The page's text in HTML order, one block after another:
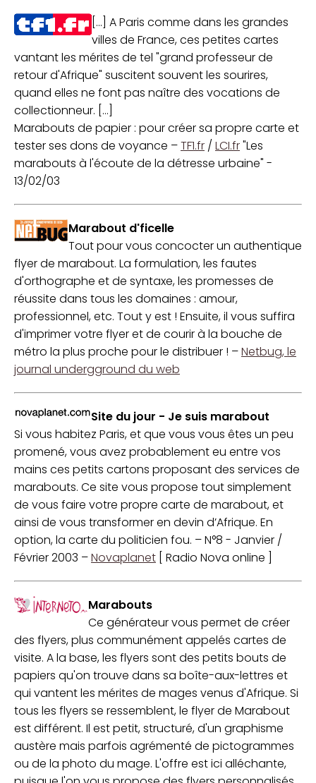
[...] A Paris comme dans les grandes
villes de France, ces petites cartes
vantant les mérites de tel "grand professeur de
retour d'Afrique" suscitent souvent les sourires,
quand elles ne font pas naître des vocations de
collectionneur. [...]
Marabouts de papier : pour créer sa propre carte et
tester ses dons de voyance –TF1.fr / LCI.fr"Les
marabouts à l'écoute de la détresse urbaine" -
13/02/03
Marabout d'ficelle
Tout pour vous concocter un authentique
flyer de marabout. La formulation, les fautes
d'orthographe et de syntaxe, les promesses de
réussite dans tous les domaines : amour,
professionnel, etc. Tout y est ! Ensuite, il vous suffira
d'imprimer votre flyer et de courir à la bouche de
métro la plus proche pour le distribuer ! –Netbug, le
journal undergground du web
Site du jour - Je suis marabout
Si vous habitez Paris, et que vous vous êtes un peu
promené, vous avez probablement eu entre vos
mains ces petits cartons proposant des services de
marabouts. Ce site vous propose tout simplement
de vous faire votre propre carte de marabout, et
ainsi de vous transformer en devin d’Afrique. En
option, la carte du politicien fou. – N°8 - Janvier /
Février 2003 –Novaplanet [ Radio Nova online ]
Marabouts
Ce générateur vous permet de créer
des flyers, plus communément appelés cartes de
visite. A la base, les flyers sont des petits bouts de
papiers qu'on trouve dans sa boîte-aux-lettres et
qui vantent les mérites de mages venus d'Afrique. Si
tous les flyers se ressemblent, le flyer de Marabout
est différent. Il est petit, structuré, d'un graphisme
austère mais parfois agrémenté de pictogrammes
ou de la photo du mage. L'offre est ici alléchante,